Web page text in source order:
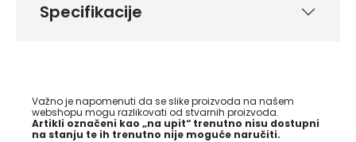
Specifikacije
Važno je napomenuti da se slike proizvoda na našem
webshopu mogu razlikovati od stvarnih proizvoda.
Artikli označeni kao „na upit“ trenutno nisu dostupni
na stanju te ih trenutno nije moguće naručiti.